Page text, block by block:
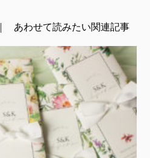
あわせて読みたい関連記事